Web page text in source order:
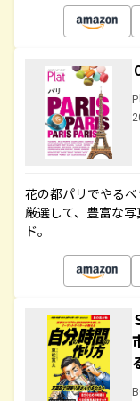
花の都パリでやる
厳選して、豊富な
ド。